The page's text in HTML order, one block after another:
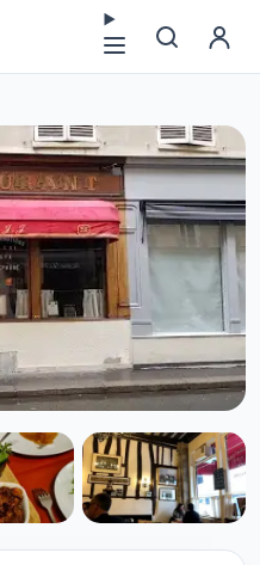
à Paris